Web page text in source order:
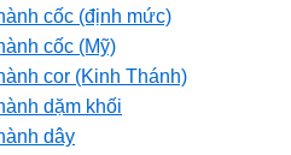
cốc (định mức)
cốc (Mỹ)
cor (Kinh Thánh)
dặm khối
dây